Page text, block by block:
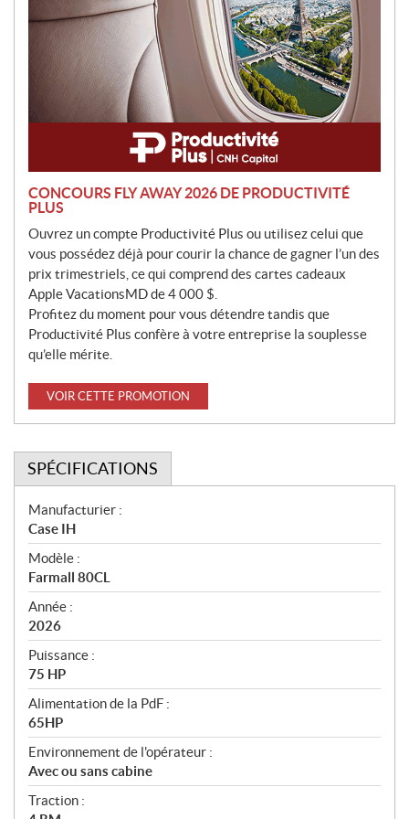
CONCOURS FLY AWAY 2026 DE PRODUCTIVITÉ
PLUS
Ouvrez un compte Productivité Plus ou utilisez celui que
vous possédez déjà pour courir la chance de gagner l’un des
prix trimestriels, ce qui comprend des cartes cadeaux
Apple VacationsMD de 4 000 $.
Profitez du moment pour vous détendre tandis que
Productivité Plus confère à votre entreprise la souplesse
qu’elle mérite.
VOIR CETTE PROMOTION
SPÉCIFICATIONS
S
p
é
c
i
f
i
c
a
t
i
Manufacturier :
Case IH
Modèle :
Farmall 80CL
Année :
2026
Puissance :
75 HP
Alimentation de la PdF :
65HP
Environnement de l'opérateur :
Avec ou sans cabine
Traction :